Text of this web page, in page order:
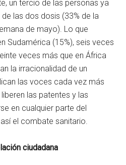
un tercio de las personas ya
las dos dosis (33% de la
de mayo). Lo que
Sudamérica (15%), seis veces
veces más que en África
la irracionalidad de un
las voces cada vez más
las patentes y las
en cualquier parte del
el combate sanitario.
ciudadana